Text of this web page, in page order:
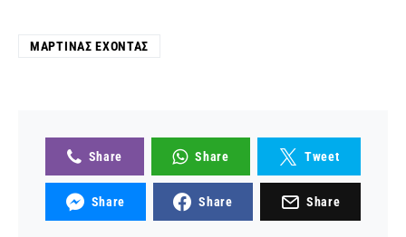
ΜΑΡΤΊΝΑΣ ΕΧΌΝΤΑΣ
Share Share Tweet
Share Share Share